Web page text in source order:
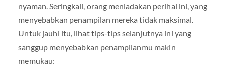
nyaman. Seringkali, orang meniadakan perihal ini, yang
menyebabkan penampilan mereka tidak maksimal.
Untuk jauhi itu, lihat tips-tips selanjutnya ini yang
sanggup menyebabkan penampilanmu makin
memukau: